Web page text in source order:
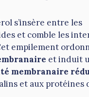
s’insère entre les
et comble les
empilement
et induit
membranaire
et aux protéines